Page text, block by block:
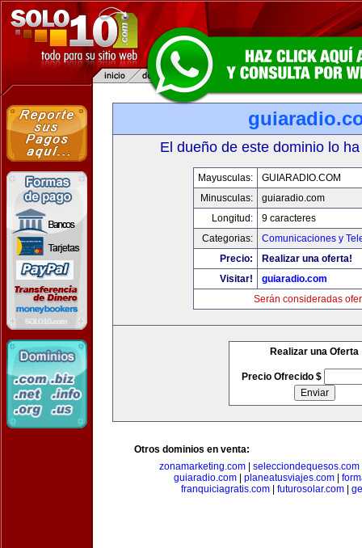
El dueño de este dominio lo
Mayusculas:
GUIARADIO.COM
Minusculas:
guiaradio.com
Longitud:
9 caracteres
Categorias:
Comunicaciones y
Precio:
Realizar una oferta!
Visitar!
guiaradio.com
Serán consideradas
Realizar una Oferta
Precio Ofrecido $
Otros dominios en venta:
zonamarketing.com| selecciondequesos.com
guiaradio.com
planeatusviajes.com
franquiciagratis.com
futurosolar.com